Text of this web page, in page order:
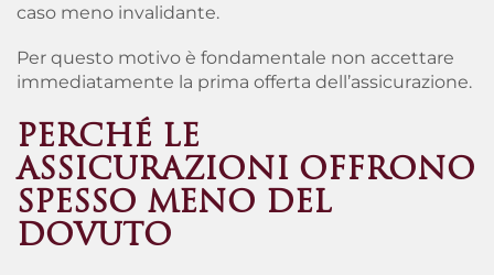
caso meno invalidante.
Per questo motivo è fondamentale non accettare
immediatamente la prima offerta dell’assicurazione.
PERCHÉ LE
ASSICURAZIONI OFFRONO
SPESSO MENO DEL
DOVUTO